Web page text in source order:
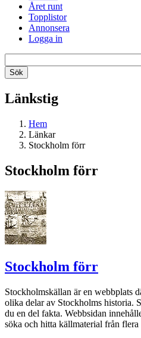
Året runt
Topplistor
Annonsera
Logga in
Länkstig
Hem
Länkar
Stockholm förr
Stockholm förr
Stockholm förr
Stockholmskällan är en webbplats
olika delar av Stockholms historia.
du en del fakta. Webbsidan
söka och hitta källmaterial från